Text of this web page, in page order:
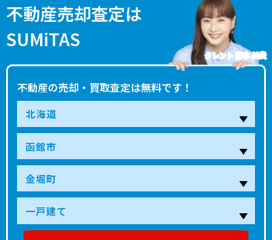
不動産売却査定は
SUMiTAS
不動産の売却・買取査定は無料です！
タレント 藤本 美貴